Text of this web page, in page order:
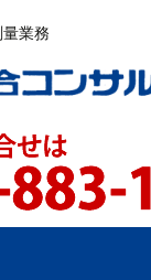
業務